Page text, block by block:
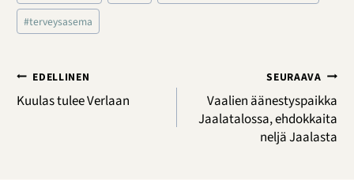
#terveysasema
Artikkelien
selaus
EDELLINEN
Kuulas tulee Verlaan
SEURAAVA
Vaalien äänestyspaikka
Jaalatalossa, ehdokkaita
neljä Jaalasta